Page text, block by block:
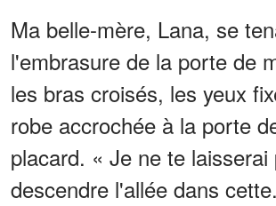
Ma belle-mère, Lana, se
l'embrasure de la porte de
les bras croisés, les yeux
robe accrochée à la porte
placard. « Je ne te laisserai
descendre l'allée dans